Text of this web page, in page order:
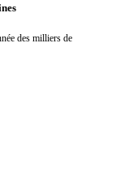
des milliers de